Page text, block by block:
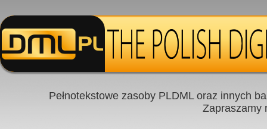
Pełnotekstowe zasoby PLDML oraz innych
Zapraszamy